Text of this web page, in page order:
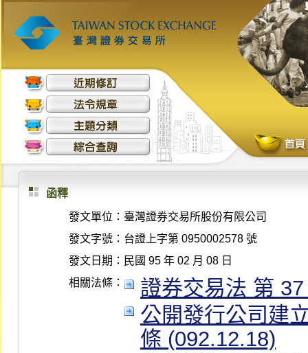
函釋
發文單位： 臺灣證券交易所股份有限公司
發文字號： 台證上字第 0950002578 號
發文日期： 民國 95 年 02 月 08 日
相關法條：
證券交易法 第
公開發行公司建
條 (092.12.18)